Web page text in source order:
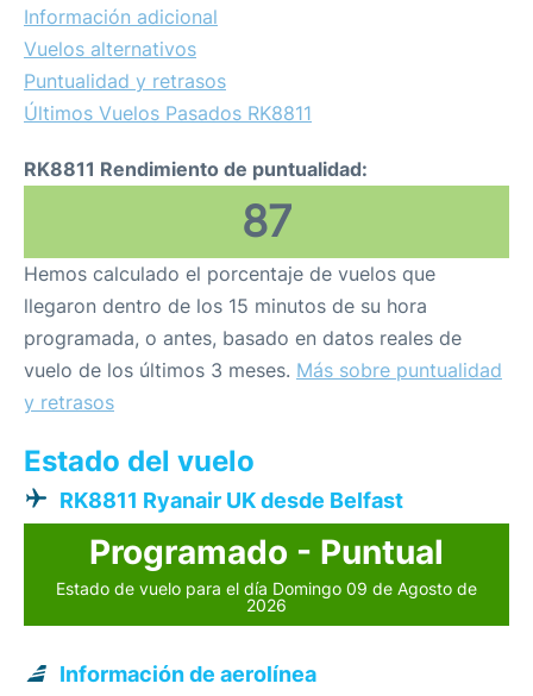
Información adicional
Vuelos alternativos
Puntualidad y retrasos
Últimos Vuelos Pasados RK8811
RK8811 Rendimiento de puntualidad:
87
Hemos calculado el porcentaje de vuelos que
llegaron dentro de los 15 minutos de su hora
programada, o antes, basado en datos reales de
vuelo de los últimos 3 meses. Más sobre puntualidad
y retrasos
Estado del vuelo
RK8811 Ryanair UK desde Belfast
Programado - Puntual
Estado de vuelo para el día Domingo 09 de Agosto de
2026
Información de aerolínea